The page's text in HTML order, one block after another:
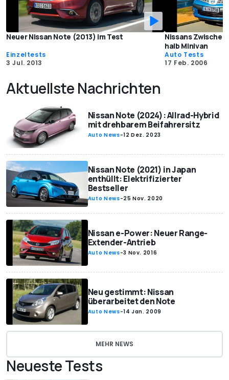
Neuer Nissan Note (2013) im Test
Einzeltests
3 Jul. 2013
Nissans
halb Minivan
Auto Tests
17 Feb. 2006
Aktuellste Nachrichten
Nissan Note (2024): Allrad-Hybrid
mit drehbarem Beifahrersitz
Auto News-12 Dez. 2023
Nissan Note (2021) in Japan
enthüllt: Elektrifizierter
Bestseller
Auto News-25 Nov. 2020
Nissan e-Power: Neuer Range-
Extender-Antrieb
Auto News-3 Nov. 2016
Neu gestimmt: Nissan
überarbeitet den Note
Auto News-14 Jan. 2009
MEHR NEWS
Neueste Tests